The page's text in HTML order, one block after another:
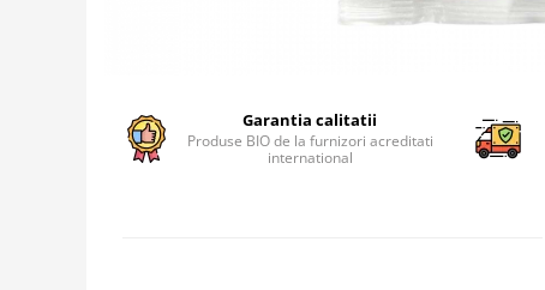
Garantia calitatii
Produse BIO de la furnizori acreditati
international